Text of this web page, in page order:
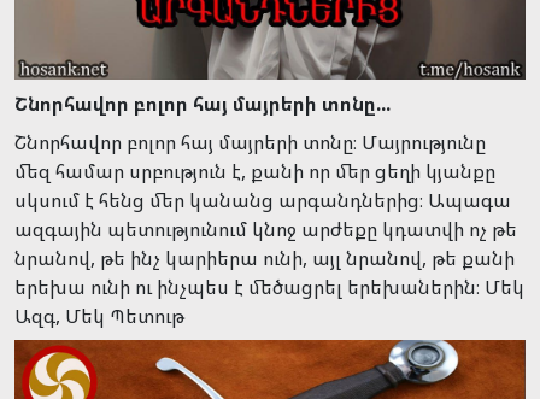
Շնորհավոր բոլոր հայ մայրերի տոնը...
Շնորհավոր բոլոր հայ մայրերի տոնը։ Մայրությունը
մեզ համար սրբություն է, քանի որ մեր ցեղի կյանքը
սկսում է հենց մեր կանանց արգանդներից։ Ապագա
ազգային պետությունում կնոջ արժեքը կդատվի ոչ թե
նրանով, թե ինչ կարիերա ունի, այլ նրանով, թե քանի
երեխա ունի ու ինչպես է մեծացրել երեխաներին։ Մեկ
Ազգ, Մեկ Պետութ